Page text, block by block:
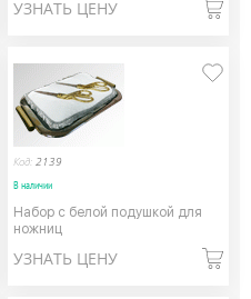
УЗНАТЬ ЦЕНУ
Код: 2139
В наличии
Набор с белой подушкой для
ножниц
УЗНАТЬ ЦЕНУ